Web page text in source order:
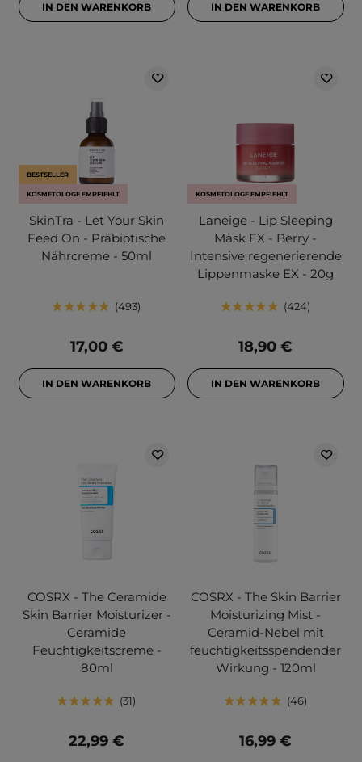
IN DEN WARENKORB IN DEN WARENKORB
BESTSELLER
KOSMETOLOGE EMPFIEHLT
SkinTra - Let Your Skin
Feed On - Präbiotische
Nährcreme - 50ml
493
17,00 €
IN DEN WARENKORB
KOSMETOLOGE EMPFIEHLT
Laneige - Lip Sleeping
Mask EX - Berry -
Intensive regenerierende
Lippenmaske EX - 20g
424
18,90 €
IN DEN WARENKORB
COSRX - The Ceramide
Skin Barrier Moisturizer -
Ceramide
Feuchtigkeitscreme -
80ml
31
22,99 €
COSRX - The Skin Barrier
Moisturizing Mist -
Ceramid-Nebel mit
feuchtigkeitsspendender
Wirkung - 120ml
46
16,99 €